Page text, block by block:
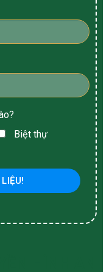
Biệt thự